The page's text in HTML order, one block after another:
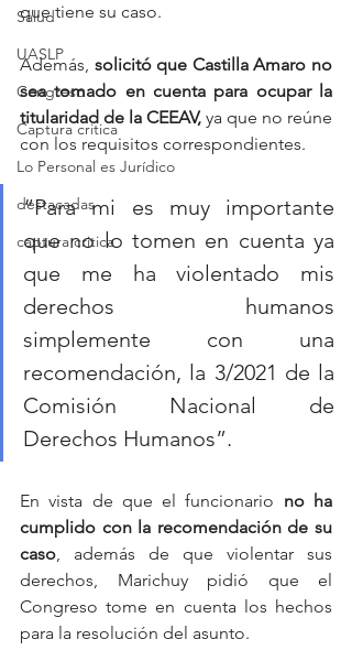
Salud
UASLP
Congreso
Captura critica
Lo Personal es Jurídico
destacadas
captura critica
que tiene su caso.
Además, solicitó que Castilla Amaro no
sea tomado en cuenta para ocupar la
titularidad de la CEEAV, ya que no reúne
con los requisitos correspondientes.
“Para mi es muy importante
que no lo tomen en cuenta ya
que me ha violentado mis
derechos humanos
simplemente con una
recomendación, la 3/2021 de la
Comisión Nacional de
Derechos Humanos”.
En vista de que el funcionario no ha
cumplido con la recomendación de su
caso, además de que violentar sus
derechos, Marichuy pidió que el
Congreso tome en cuenta los hechos
para la resolución del asunto.